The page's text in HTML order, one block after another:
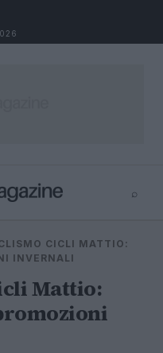
⌕
⌕
CICLI MATTIO:
INVERNALI
Mattio: